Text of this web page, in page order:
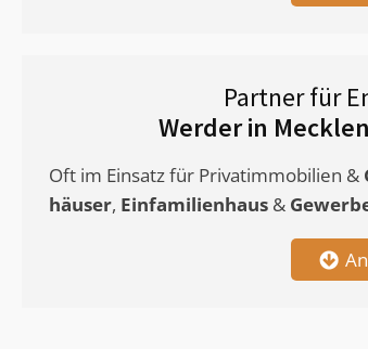
Partner für
Werder in
Oft im Einsatz für Privatimmobilien &
häuser, Einfamilienhaus &